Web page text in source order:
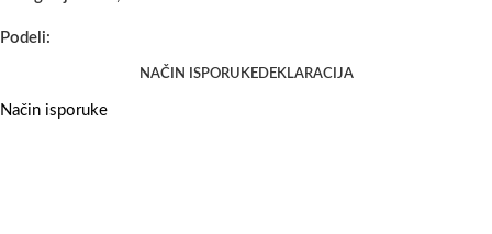
Podeli:
NAČIN ISPORUKEDEKLARACIJA
Način isporuke